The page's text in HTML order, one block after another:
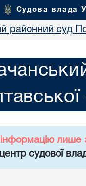
Судова влада
районний суд
лише
судової